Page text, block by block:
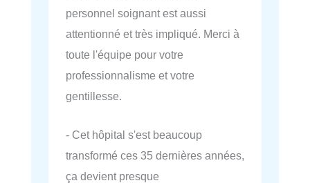
personnel soignant est aussi
attentionné et très impliqué. Merci à
toute l'équipe pour votre
professionnalisme et votre
gentillesse.
- Cet hôpital s'est beaucoup
transformé ces 35 dernières années,
ça devient presque